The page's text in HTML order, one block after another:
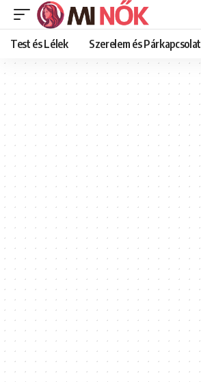
Test és Lélek Szerelem és Párkapcsolat